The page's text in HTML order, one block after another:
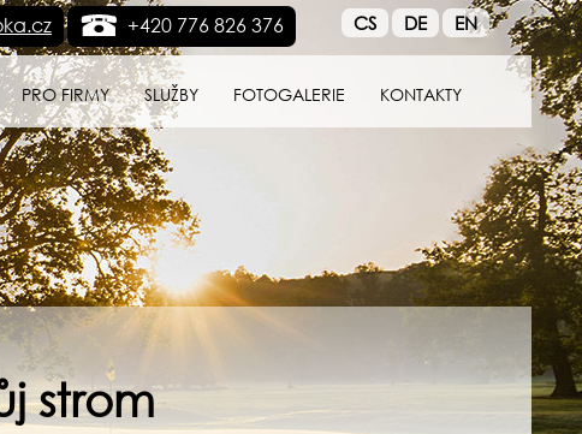
CS DE EN
+420 776 826 376
PRO FIRMY SLUŽBY FOTOGALERIE KONTAKTY
strom